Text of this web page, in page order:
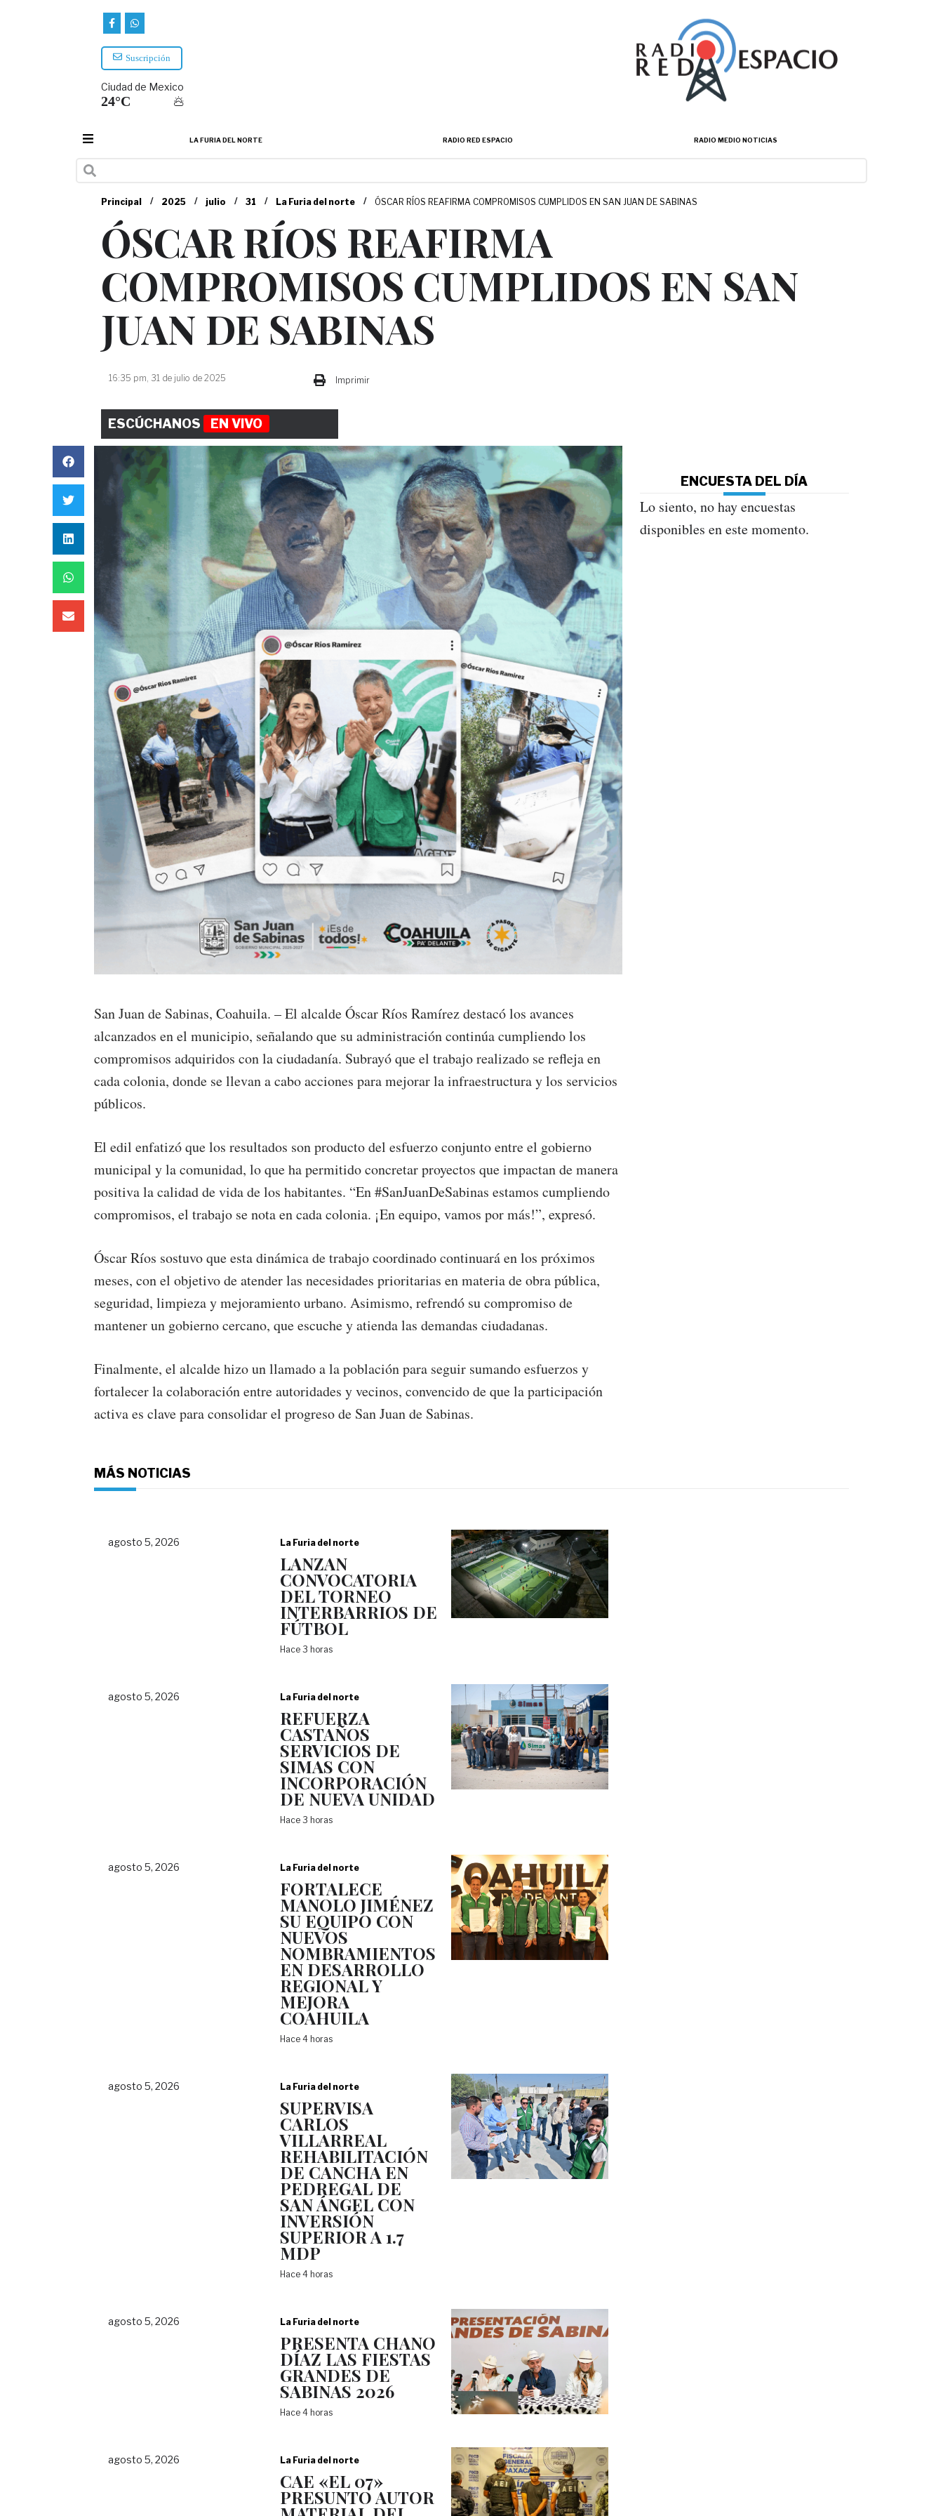
Suscripción
Ciudad de Mexico
24°C
LA FURIA DEL NORTE RADIO RED ESPACIO RADIO MEDIO NOTICIAS
Principal / 2025 / julio / 31 / La Furia del norte / ÓSCAR RÍOS REAFIRMA COMPROMISOS CUMPLIDOS EN SAN JUAN DE SABINAS
ÓSCAR RÍOS REAFIRMA
COMPROMISOS CUMPLIDOS EN SAN
JUAN DE SABINAS
16:35 pm, 31 de julio de 2025 Imprimir
ESCÚCHANOS EN VIVO
San Juan de Sabinas, Coahuila. – El alcalde Óscar Ríos Ramírez destacó los avances
alcanzados en el municipio, señalando que su administración continúa cumpliendo los
compromisos adquiridos con la ciudadanía. Subrayó que el trabajo realizado se refleja en
cada colonia, donde se llevan a cabo acciones para mejorar la infraestructura y los servicios
públicos.
El edil enfatizó que los resultados son producto del esfuerzo conjunto entre el gobierno
municipal y la comunidad, lo que ha permitido concretar proyectos que impactan de manera
positiva la calidad de vida de los habitantes. “En #SanJuanDeSabinas estamos cumpliendo
compromisos, el trabajo se nota en cada colonia. ¡En equipo, vamos por más!”, expresó.
Óscar Ríos sostuvo que esta dinámica de trabajo coordinado continuará en los próximos
meses, con el objetivo de atender las necesidades prioritarias en materia de obra pública,
seguridad, limpieza y mejoramiento urbano. Asimismo, refrendó su compromiso de
mantener un gobierno cercano, que escuche y atienda las demandas ciudadanas.
Finalmente, el alcalde hizo un llamado a la población para seguir sumando esfuerzos y
fortalecer la colaboración entre autoridades y vecinos, convencido de que la participación
activa es clave para consolidar el progreso de San Juan de Sabinas.
ENCUESTA DEL DÍA
Lo siento, no hay encuestas
disponibles en este momento.
MÁS NOTICIAS
agosto 5, 2026 La Furia del norte
LANZAN
CONVOCATORIA
DEL TORNEO
INTERBARRIOS DE
FÚTBOL
Hace 3 horas
agosto 5, 2026 La Furia del norte
REFUERZA
CASTAÑOS
SERVICIOS DE
SIMAS CON
INCORPORACIÓN
DE NUEVA UNIDAD
Hace 3 horas
agosto 5, 2026 La Furia del norte
FORTALECE
MANOLO JIMÉNEZ
SU EQUIPO CON
NUEVOS
NOMBRAMIENTOS
EN DESARROLLO
REGIONAL Y
MEJORA
COAHUILA
Hace 4 horas
agosto 5, 2026 La Furia del norte
SUPERVISA
CARLOS
VILLARREAL
REHABILITACIÓN
DE CANCHA EN
PEDREGAL DE
SAN ÁNGEL CON
INVERSIÓN
SUPERIOR A 1.7
MDP
Hace 4 horas
agosto 5, 2026 La Furia del norte
PRESENTA CHANO
DÍAZ LAS FIESTAS
GRANDES DE
SABINAS 2026
Hace 4 horas
agosto 5, 2026 La Furia del norte
CAE «EL 07»
PRESUNTO AUTOR